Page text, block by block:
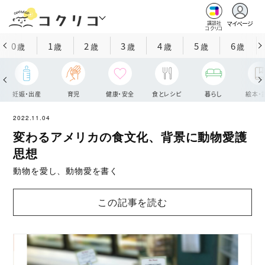
講談社
コクリコ
マイページ
0歳 1歳 2 歳 3歳 4歳 5歳 6歳
妊娠・出産 育児 健康・安全 食とレシピ 暮らし 絵本・
2022.11.04
変わるアメリカの食文化、背景に動物愛護
思想
動物を愛し、動物愛を書く
この記事を読む